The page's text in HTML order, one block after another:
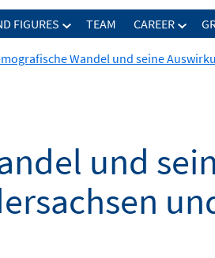
FIGURES TEAM CAREER
Wandel und seine
und